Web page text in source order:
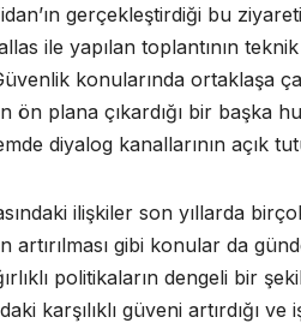
gerçekleştirdiği bu
ile yapılan toplantının
konularında ortaklaşa
ön plana çıkardığı bir başka
diyalog kanallarının açık
ilişkiler son yıllarda
gibi konular da
politikaların dengeli bir
karşılıklı güveni artırdığı